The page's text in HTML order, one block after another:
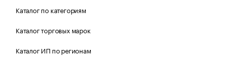
Каталог по категориям
Каталог торговых марок
Каталог ИП по регионам